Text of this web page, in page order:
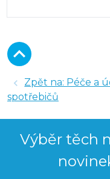
Zpět na: Péče a
spotřebičů
Výběr těch